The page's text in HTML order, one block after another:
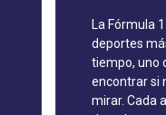
La Fórmula
deportes
tiempo, uno
encontrar si
mirar. Cada